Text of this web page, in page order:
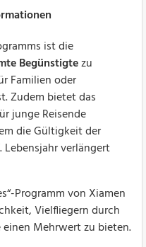
ist die
Begünstigtezu
Familien oder
Zudem bietet das
junge Reisende
die Gültigkeit der
Lebensjahr verlängert
Programm von Xiamen
Vielfliegern durch
Mehrwert zu bieten.